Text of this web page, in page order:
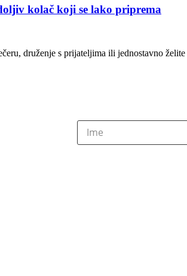
kolač koji se lako priprema
druženje s prijateljima ili jednostavno